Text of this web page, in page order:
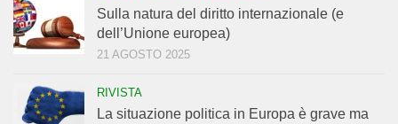
Sulla natura del diritto internazionale (e
dell’Unione europea)
21 AGOSTO 2025
RIVISTA
La situazione politica in Europa è grave ma